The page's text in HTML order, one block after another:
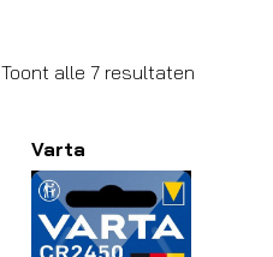
Toont alle 7 resultaten
Varta